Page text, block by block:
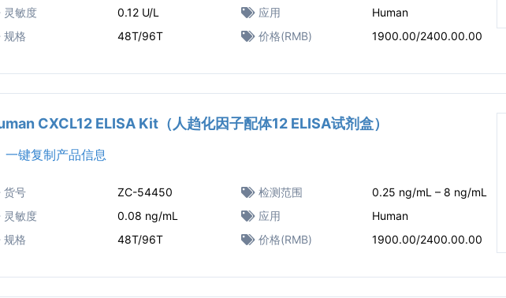
灵敏度
0.12 U/L 应用
Human
规格
48T/96T 价格(RMB) 1900.00/2400.00.00
CXCL12 ELISA Kit（人趋化因子配体12 ELISA试剂盒）
一键复制产品信息
货号 ZC-54450 检测范围
0.25 ng/mL – 8 ng/mL
灵敏度
0.08 ng/mL 应用
Human
规格
48T/96T 价格(RMB) 1900.00/2400.00.00